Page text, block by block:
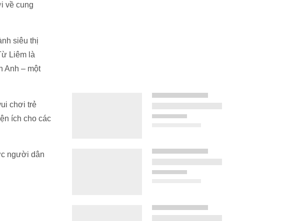
về cung
siêu thị
Liêm là
Anh – một
chơi trẻ
ích cho các
người dân